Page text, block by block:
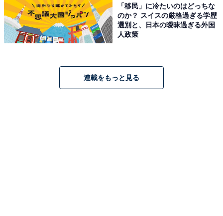
「移民」に冷たいのはどっちな
のか？ スイスの厳格過ぎる学歴
選別と、日本の曖昧過ぎる外国
人政策
連載をもっと見る